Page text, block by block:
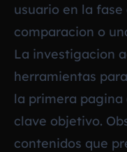
usuario en la
comparacion o
La investigacion
herramientas
la primera pagina
clave objetivo.
contenidos que